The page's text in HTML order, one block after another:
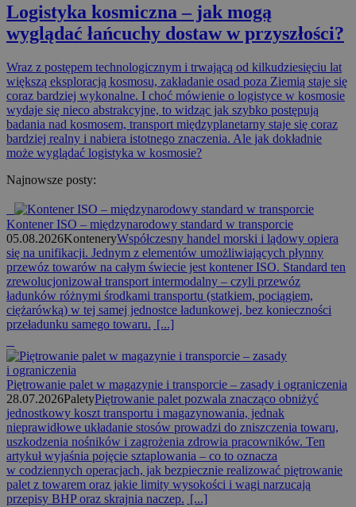
Logistyka kosmiczna – jak mogą
wyglądać łańcuchy dostaw w przyszłości?
Wraz z postępem technologicznym i trwającą od kilkudziesięciu lat
większą eksploracją kosmosu, zakładanie osad poza Ziemią staje się
coraz bardziej wykonalne. I choć mówienie o logistyce w kosmosie
wydaje się nieco abstrakcyjne, to widząc jak szybko postępują
badania nad kosmosem, transport międzyplanetarny staje się coraz
bardziej realny i nabiera istotnego znaczenia. Ale jak dokładnie
może wyglądać logistyka w kosmosie?
Najnowsze posty:
Kontener ISO – międzynarodowy standard w transporcie
05.08.2026KonteneryWspółczesny handel morski i lądowy opiera
się na unifikacji. Jednym z elementów umożliwiających płynny
przewóz towarów na całym świecie jest kontener ISO. Standard ten
zrewolucjonizował transport intermodalny – czyli przewóz
ładunków różnymi środkami transportu (statkiem, pociągiem,
ciężarówką) w tej samej jednostce ładunkowej, bez konieczności
przeładunku samego towaru. [...]
Piętrowanie palet w magazynie i transporcie – zasady i ograniczenia
28.07.2026PaletyPiętrowanie palet pozwala znacząco obniżyć
jednostkowy koszt transportu i magazynowania, jednak
nieprawidłowe układanie stosów prowadzi do zniszczenia towaru,
uszkodzenia nośników i zagrożenia zdrowia pracowników. Ten
artykuł wyjaśnia pojęcie sztaplowania – co to oznacza
w codziennych operacjach, jak bezpiecznie realizować piętrowanie
palet z towarem oraz jakie limity wysokości i wagi narzucają
przepisy BHP oraz skrajnia naczep. [...]